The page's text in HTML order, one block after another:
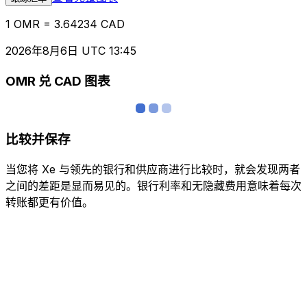
1 OMR = 3.64234 CAD
2026年8月6日 UTC 13:45
OMR 兑 CAD 图表
比较并保存
当您将 Xe 与领先的银行和供应商进行比较时，就会发现两者
之间的差距是显而易见的。银行利率和无隐藏费用意味着每次
转账都更有价值。